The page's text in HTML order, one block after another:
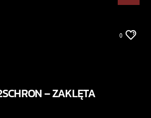
0
– ZAKLĘTA